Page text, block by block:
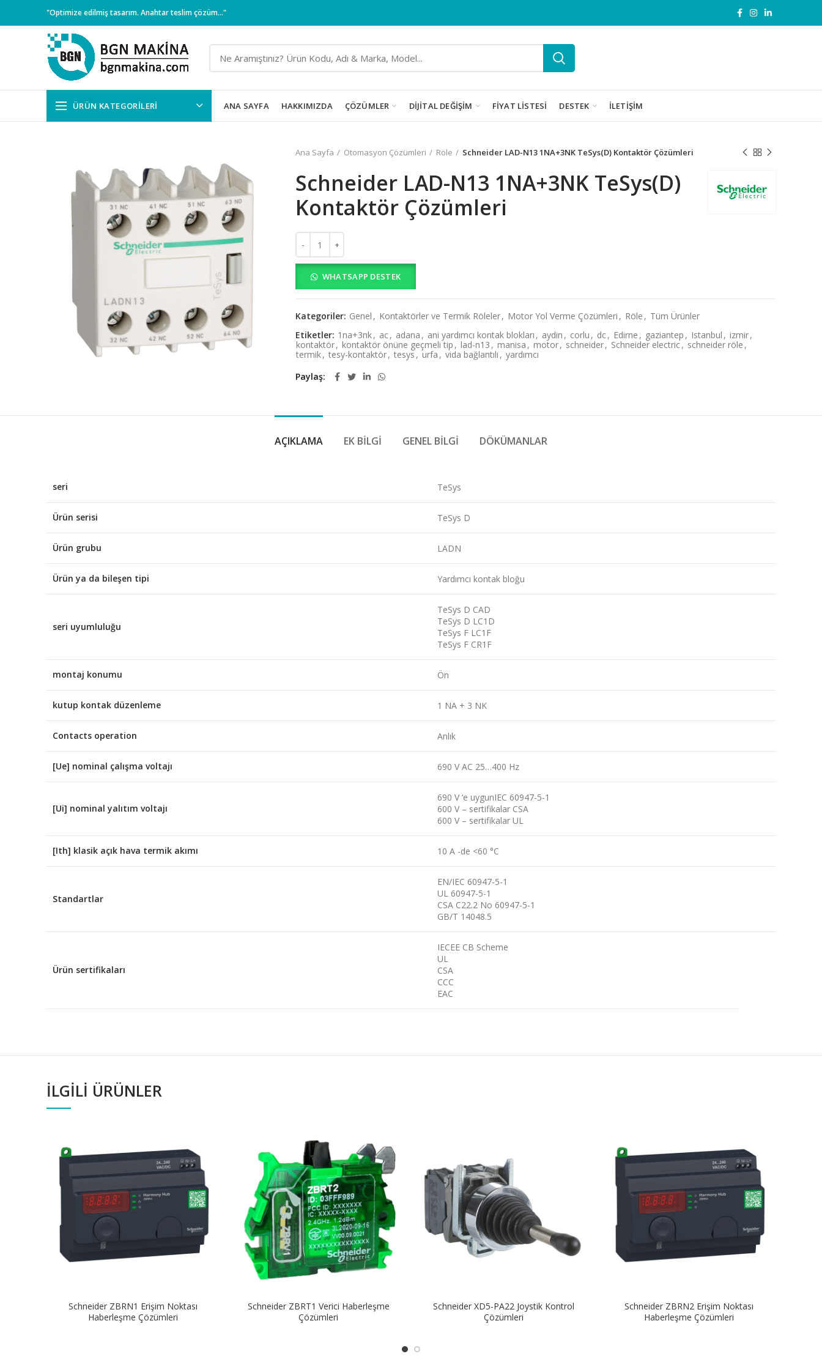
"Optimize edilmiş tasarım. Anahtar teslim çözüm..."
ÜRÜN KATEGORILERI ANA SAYFA HAKKIMIZDA ÇÖZÜMLER DIJITAL DEĞIŞIM FIYAT LISTESI DESTEK İLETIŞIM
Ana Sayfa Otomasyon Çözümleri Röle Schneider LAD-N13 1NA+3NK TeSys(D) Kontaktör Çözümleri
Schneider LAD-N13 1NA+3NK TeSys(D)
Kontaktör Çözümleri
Schneider LAD-N13 1NA+3NK TeSys(D) Kontaktör Çözümleri adet
WHATSAPP DESTEK
Kategoriler: Genel , Kontaktörler ve Termik Röleler, Motor Yol Verme Çözümleri , Röle , Tüm Ürünler
Etiketler: 1na+3nk, ac, adana , ani yardımcı kontak blokları , aydin , corlu , dc, Edirne , gaziantep , Istanbul , izmir,
kontaktör, kontaktör önüne geçmeli tip , lad-n13 , manisa , motor, schneider, Schneider electric, schneider röle ,
termik, tesy-kontaktör, tesys, urfa , vida bağlantılı , yardımcı
Paylaş
AÇIKLAMA EK BILGI GENEL BILGI DÖKÜMANLAR
seri TeSys
Ürün serisi TeSys D
Ürün grubu LADN
Ürün ya da bileşen tipi Yardımcı kontak bloğu
seri uyumluluğu
TeSys D CAD
TeSys D LC1D
TeSys F LC1F
TeSys F CR1F
montaj konumu Ön
kutup kontak düzenleme 1 NA + 3 NK
Contacts operation Anlık
[Ue] nominal çalışma voltajı 690 V AC 25…400 Hz
[Ui] nominal yalıtım voltajı
690 V ‘e uygunIEC 60947-5-1
600 V – sertifikalar CSA
600 V – sertifikalar UL
[Ith] klasik açık hava termik akımı 10 A -de <60 °C
Standartlar
EN/IEC 60947-5-1
UL 60947-5-1
CSA C22.2 No 60947-5-1
GB/T 14048.5
Ürün sertifikaları
IECEE CB Scheme
UL
CSA
CCC
EAC
İLGILI ÜRÜNLER
Schneider ZBRN1 Erişim Noktası
Haberleşme Çözümleri
Schneider ZBRT1 Verici Haberleşme
Çözümleri
Schneider XD5-PA22 Joystik Kontrol
Çözümleri
Schneider ZBRN2 Erişim Noktası
Haberleşme Çözümleri